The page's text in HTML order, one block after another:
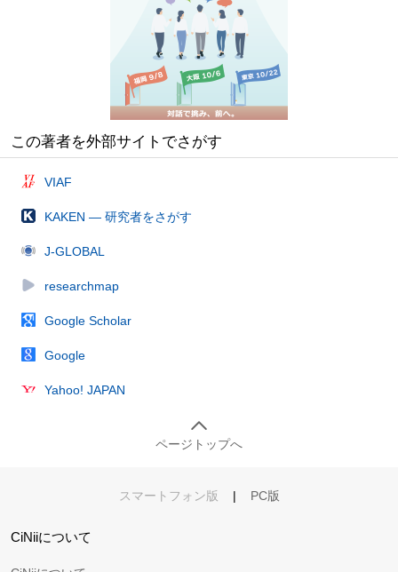
この著者を外部サイトでさがす
VIAF
KAKEN — 研究者をさがす
J-GLOBAL
researchmap
Google Scholar
Google
Yahoo! JAPAN
ページトップへ
スマートフォン版 | PC版
CiNiiについて